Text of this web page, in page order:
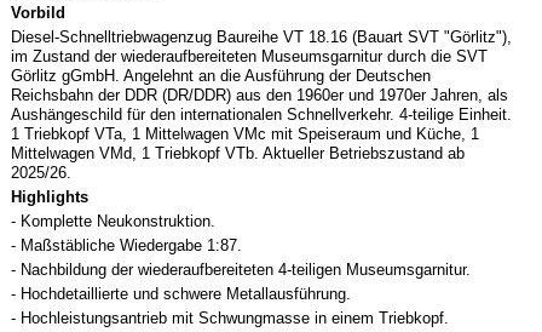
Vorbild
Diesel-Schnelltriebwagenzug Baureihe VT 18.16 (Bauart SVT "Görlitz"),
im Zustand der wiederaufbereiteten Museumsgarnitur durch die SVT
Görlitz gGmbH. Angelehnt an die Ausführung der Deutschen
Reichsbahn der DDR (DR/DDR) aus den 1960er und 1970er Jahren, als
Aushängeschild für den internationalen Schnellverkehr. 4-teilige Einheit.
1 Triebkopf VTa, 1 Mittelwagen VMc mit Speiseraum und Küche, 1
Mittelwagen VMd, 1 Triebkopf VTb. Aktueller Betriebszustand ab
2025/26.
Highlights
- Komplette Neukonstruktion.
- Maßstäbliche Wiedergabe 1:87.
- Nachbildung der wiederaufbereiteten 4-teiligen Museumsgarnitur.
- Hochdetaillierte und schwere Metallausführung.
- Hochleistungsantrieb mit Schwungmasse in einem Triebkopf.